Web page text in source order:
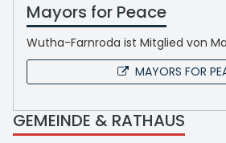
Mayors for Peace
Wutha-Farnroda ist Mitglied von
MAYORS FOR
GEMEINDE & RATHAUS